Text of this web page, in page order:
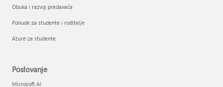
Obuka i razvoj predavača
Ponude za studente i roditelje
Azure za studente
Poslovanje
Microsoft AI